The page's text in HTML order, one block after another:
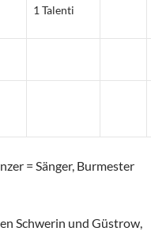
1 Talenti
= Sänger, Burmester
Schwerin und Güstrow,